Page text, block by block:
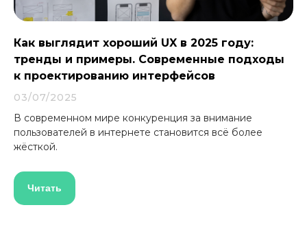
Как выглядит хороший UX в 2025 году:
тренды и примеры. Современные подходы
к проектированию интерфейсов
03/07/2025
В современном мире конкуренция за внимание
пользователей в интернете становится всё более
жёсткой.
Читать
Разработка сайтов
Разработка веб-сайтов для
решения любых задач бизнеса
корпоративных порталов
— Дизайн и вёрстка
— Программная часть
— Подключение нужных